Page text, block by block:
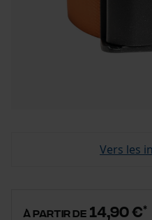
Vers les
à partir de 14,90 €*